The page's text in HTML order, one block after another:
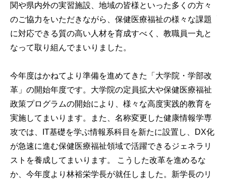
関や県内外の実習施設、地域の皆様といった多くの方々
のご協力をいただきながら、保健医療福祉の様々な課題
に対応できる質の高い人材を育成すべく、教職員一丸と
なって取り組んでまいりました。
今年度はかねてより準備を進めてきた「大学院・学部改
革」の開始年度です。大学院の定員拡大や保健医療福祉
政策プログラムの開始により、様々な高度実践的教育を
実施してまいります。また、名称変更した健康情報学専
攻では、IT基礎を学ぶ情報系科目を新たに設置し、DX化
が急速に進む保健医療福祉領域で活躍できるジェネラリ
ストを養成してまいります。 こうした改革を進めるな
か、今年度より林裕栄学長が就任しました。新学長のリ